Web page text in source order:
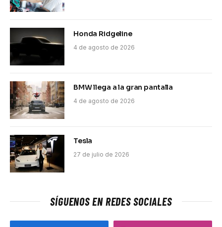
Honda Ridgeline
4 de agosto de 2026
BMW llega a la gran pantalla
4 de agosto de 2026
Tesla
27 de julio de 2026
SÍGUENOS EN REDES SOCIALES